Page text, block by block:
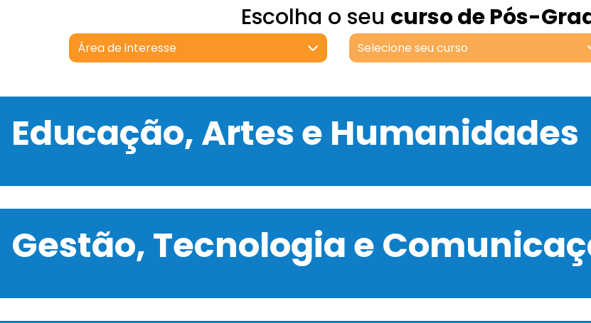
Escolha o seu curso de Pós-
Área de interesse Selecione seu curso
Educação, Artes e Humanidades
Gestão, Tecnologia e